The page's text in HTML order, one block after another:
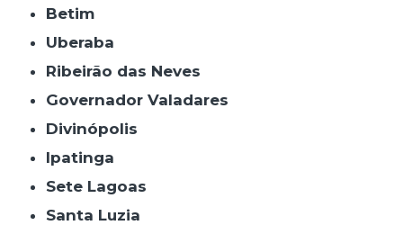
Betim
Uberaba
Ribeirão das Neves
Governador Valadares
Divinópolis
Ipatinga
Sete Lagoas
Santa Luzia